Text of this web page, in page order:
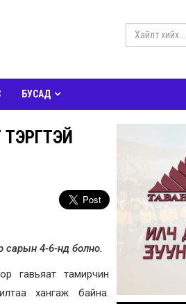
БУСАД
сарын 4-6-нд болно.
гавьяат тамирчин
хангаж байна.